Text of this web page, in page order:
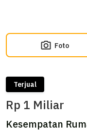
Foto
Terjual
Rp 1 Miliar
Kesempatan